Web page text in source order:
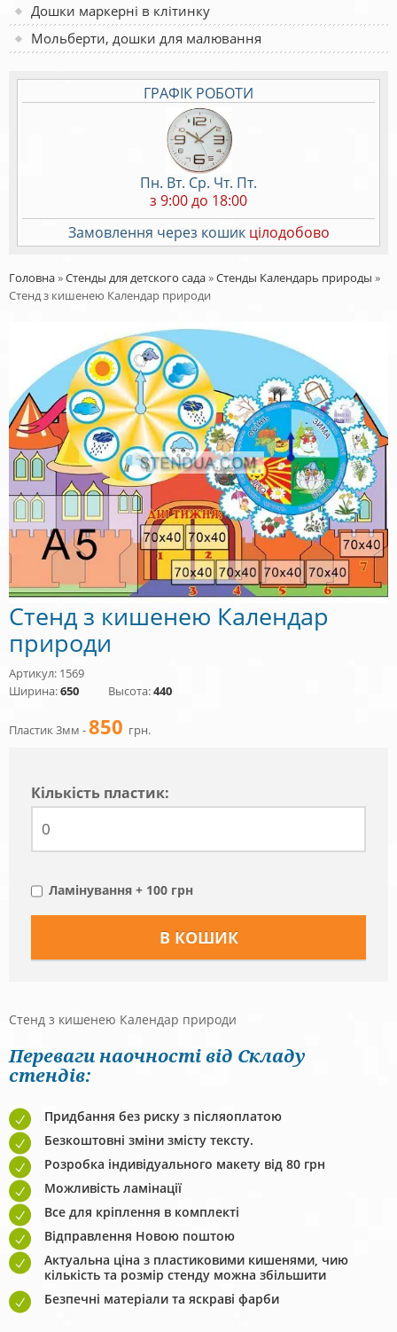
Дошки маркерні в клітинку
Мольберти, дошки для малювання
ГРАФІК РОБОТИ
Пн. Вт. Ср. Чт. Пт.
з 9:00 до 18:00
Замовлення через кошик цілодобово
Головна»Стенды для детского сада»Стенды Календарь природы »
Стенд з кишенею Календар природи
Стенд з кишенею Календар
природи
Артикул: 1569
Ширина:650 Высота:440
Пластик 3мм -850 грн.
Кiлькiсть пластик:
Ламінування + 100 грн
Стенд з кишенею Календар природи
Переваги наочності від Складу
стендів:
Придбання без риску з післяоплатою
Безкоштовні зміни змісту тексту.
Розробка індивідуального макету від 80 грн
Можливість ламінації
Все для кріплення в комплекті
Відправлення Новою поштою
Актуальна ціна з пластиковими кишенями, чию
кількість та розмір стенду можна збільшити
Безпечні матеріали та яскраві фарби